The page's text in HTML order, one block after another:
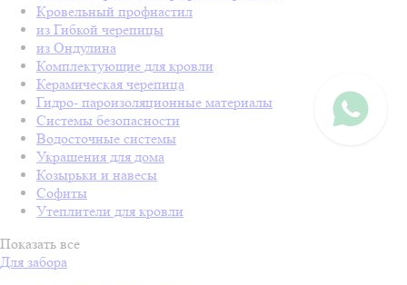
Кровельный профнастил
из Гибкой черепицы
из Ондулина
Комплектующие для кровли
Керамическая черепица
Гидро- пароизоляционные материалы
Системы безопасности
Водосточные системы
Украшения для дома
Козырьки и навесы
Софиты
Утеплители для кровли
Показать все
Для забора